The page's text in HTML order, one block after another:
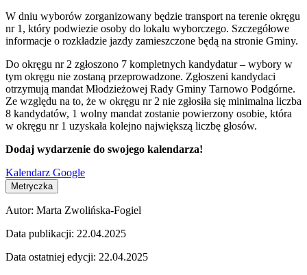
W dniu wyborów zorganizowany będzie transport na terenie okręgu
nr 1, który podwiezie osoby do lokalu wyborczego. Szczegółowe
informacje o rozkładzie jazdy zamieszczone będą na stronie Gminy.
Do okręgu nr 2 zgłoszono 7 kompletnych kandydatur – wybory w
tym okręgu nie zostaną przeprowadzone. Zgłoszeni kandydaci
otrzymują mandat Młodzieżowej Rady Gminy Tarnowo Podgórne.
Ze względu na to, że w okręgu nr 2 nie zgłosiła się minimalna liczba
8 kandydatów, 1 wolny mandat zostanie powierzony osobie, która
w okręgu nr 1 uzyskała kolejno największą liczbę głosów.
Dodaj wydarzenie do swojego kalendarza!
Kalendarz Google
Metryczka
Autor: Marta Zwolińska-Fogiel
Data publikacji: 22.04.2025
Data ostatniej edycji: 22.04.2025